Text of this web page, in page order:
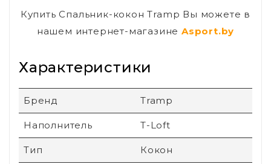
Купить Спальник-кокон Tramp Вы можете в
нашем интернет-магазине Asport.by
Характеристики
Бренд Tramp
Наполнитель T-Loft
Тип Кокон